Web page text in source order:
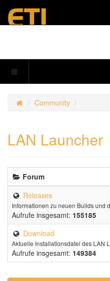
Community
LAN Launcher
Forum
Releases
Informationen zu neuen Builds und
Aufrufe insgesamt: 155185
Download
Aktuelle Installationsdatei des LAN
Aufrufe insgesamt: 149384